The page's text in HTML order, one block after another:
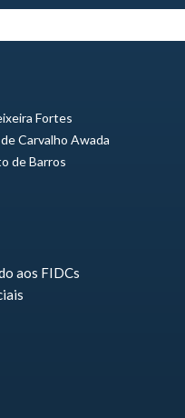
Fortes
de Carvalho Awada
de Barros
aos FIDCs